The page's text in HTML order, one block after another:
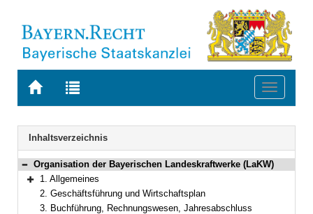
Zur
BAYERN.RECHT
Zur
letzten
Suche
Toggle
Navigation
Inhaltsverzeichnis
Bereich reduzieren
Organisation der Bayerischen Landeskraftwerke (LaKW)
Bereich erweitern
1. Allgemeines
2. Geschäftsführung und Wirtschaftsplan
3. Buchführung, Rechnungswesen, Jahresabschluss